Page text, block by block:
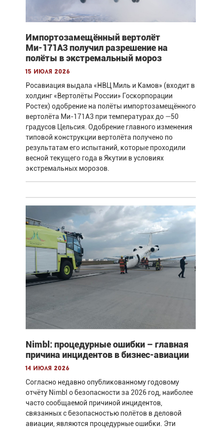
Импортозамещённый вертолёт
Ми-171А3 получил разрешение на
полёты в экстремальный мороз
15 июля 2026
Росавиация выдала «НВЦ Миль и Камов» (входит в
холдинг «Вертолёты России» Госкорпорации
Ростех) одобрение на полёты импортозамещённого
вертолёта Ми-171А3 при температурах до —50
градусов Цельсия. Одобрение главного изменения
типовой конструкции вертолёта получено по
результатам его испытаний, которые проходили
весной текущего года в Якутии в условиях
экстремальных морозов.
Nimbl: процедурные ошибки – главная
причина инцидентов в бизнес-авиации
14 июля 2026
Согласно недавно опубликованному годовому
отчёту Nimbl о безопасности за 2026 год, наиболее
часто сообщаемой причиной инцидентов,
связанных с безопасностью полётов в деловой
авиации, являются процедурные ошибки. Эти